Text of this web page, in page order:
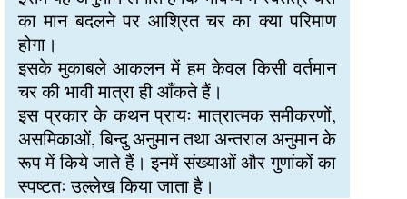
का मान बदलने पर आश्रित चर का क्या परिमाण
होगा।
इसके मुकाबले आकलन में हम केवल किसी वर्तमान
चर की भावी मात्रा ही आँकते हैं।
इस प्रकार के कथन प्रायः मात्रात्मक समीकरणों,
असमिकाओं, बिन्दु अनुमान तथा अन्तराल अनुमान के
रूप में किये जाते हैं। इनमें संख्याओं और गुणांकों का
स्पष्टतः उल्लेख किया जाता है।